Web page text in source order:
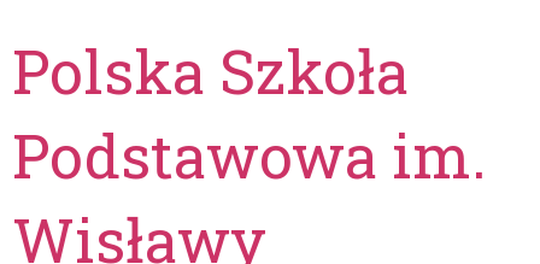
Polska Szkoła
Podstawowa im.
Wisławy